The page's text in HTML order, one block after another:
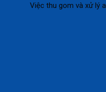
Việc thu gom và xử lý